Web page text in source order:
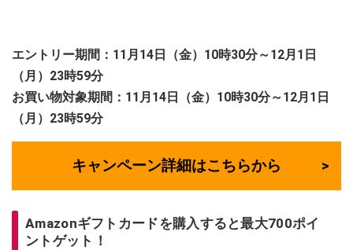
エントリー期間：11月14日（金）10時30分～12月1日
（月）23時59分
お買い物対象期間：11月14日（金）10時30分～12月1日
（月）23時59分
キャンペーン詳細はこちらから
Amazonギフトカードを購入すると最大700ポイ
ントゲット！